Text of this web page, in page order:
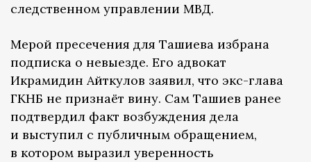
следственном управлении МВД.
Мерой пресечения для Ташиева избрана
подписка о невыезде. Его адвокат
Икрамидин Айткулов заявил, что экс-глава
ГКНБ не признаёт вину. Сам Ташиев ранее
подтвердил факт возбуждения дела
и выступил с публичным обращением,
в котором выразил уверенность